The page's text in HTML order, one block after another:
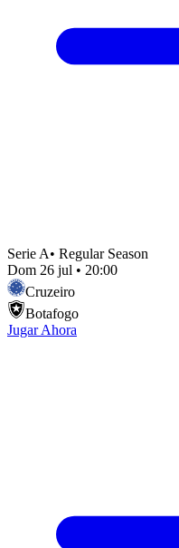
Serie A• Regular Season
Dom 26 jul • 20:00
Cruzeiro
Botafogo
Jugar Ahora